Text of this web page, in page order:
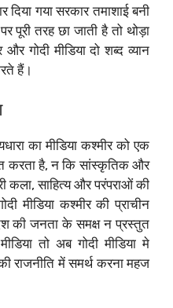
गया सरकार तमाशाई बनी
पूरी तरह छा जाती है तो थोड़ा
गोदी मीडिया दो शब्द व्यान
हैं।
का मीडिया कश्मीर को एक
करता है, न कि सांस्कृतिक और
कला, साहित्य और परंपराओं की
मीडिया कश्मीर की प्राचीन
की जनता के समक्ष न प्रस्तुत
तो अब गोदी मीडिया मे
राजनीति में समर्थ करना महज